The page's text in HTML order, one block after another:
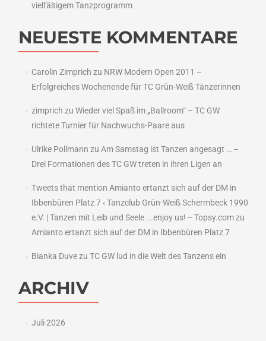
vielfältigem Tanzprogramm
NEUESTE KOMMENTARE
Carolin Zimprich zu NRW Modern Open 2011 –
Erfolgreiches Wochenende für TC Grün-Weiß Tänzerinnen
zimprich zu Wieder viel Spaß im „Ballroom“ – TC GW
richtete Turnier für Nachwuchs-Paare aus
Ulrike Pollmann zu Am Samstag ist Tanzen angesagt … –
Drei Formationen des TC GW treten in ihren Ligen an
Tweets that mention Amianto ertanzt sich auf der DM in
Ibbenbüren Platz 7 ‹ Tanzclub Grün-Weiß Schermbeck 1990
e.V. | Tanzen mit Leib und Seele ...enjoy us! -- Topsy.comzu
Amianto ertanzt sich auf der DM in Ibbenbüren Platz 7
Bianka Duvezu TC GW lud in die Welt des Tanzens ein
ARCHIV
Juli 2026